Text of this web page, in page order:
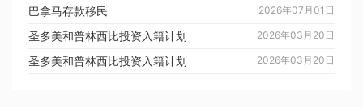
2026年07月01日
巴拿马存款移民
2026年03月20日
圣多美和普林西比投资入籍计划
2026年03月20日
圣多美和普林西比投资入籍计划